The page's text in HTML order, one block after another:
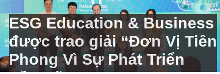
ESG Education & Business
được trao giải “Đơn Vị Tiên
Phong Vì Sự Phát Triển